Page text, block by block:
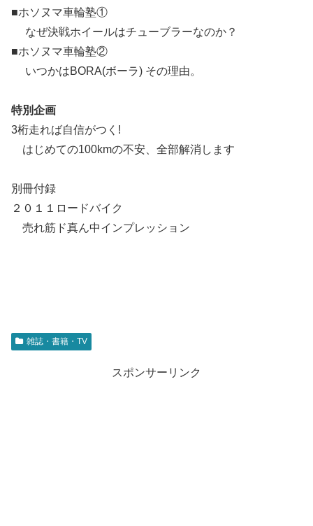
■ホソヌマ車輪塾①
なぜ決戦ホイールはチューブラーなのか？
■ホソヌマ車輪塾②
いつかはBORA(ボーラ) その理由。
特別企画
3桁走れば自信がつく!
はじめての100kmの不安、全部解消します
別冊付録
２０１１ロードバイク
売れ筋ド真ん中インプレッション
雑誌・書籍・TV
スポンサーリンク